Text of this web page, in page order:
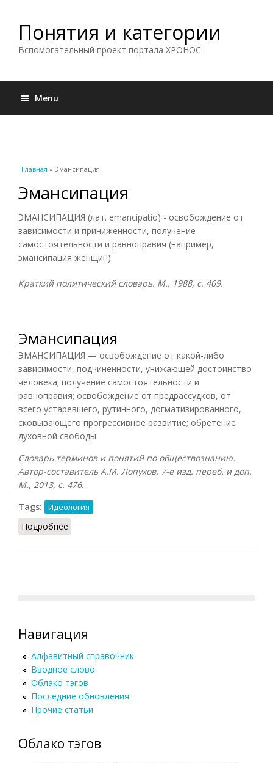
Понятия и категории
Вспомогательный проект портала ХРОНОС
Menu
Вы здесь
Главная » Эмансипация
Эмансипация
ЭМАНСИПАЦИЯ (лат. emancipatio) - освобождение от
зависимости и приниженности, получение
самостоятельности и равноправия (например,
эмансипация женщин).
Краткий политический словарь. М., 1988, с. 469.
Эмансипация
ЭМАНСИПАЦИЯ — освобождение от какой-либо
зависимости, подчиненности, унижающей достоинство
человека; получение самостоятельности и
равноправия; освобождение от предрассудков, от
всего устаревшего, рутинного, догматизированного,
сковывающего прогрессивное развитие; обретение
духовной свободы.
Словарь терминов и понятий по обществознанию.
Автор-составитель А.М. Лопухов. 7-е изд. переб. и доп.
М., 2013, с. 476.
Tags:
Идеология
Подробнее
Навигация
Алфавитный справочник
Вводное слово
Облако тэгов
Последние обновления
Прочие статьи
Облако тэгов